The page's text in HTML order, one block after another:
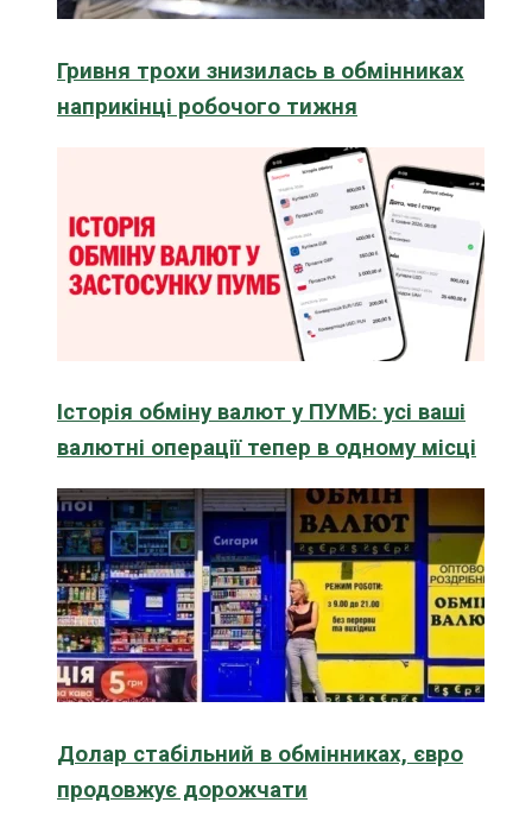
Гривня трохи знизилась в обмінниках
наприкінці робочого тижня
Історія обміну валют у ПУМБ: усі ваші
валютні операції тепер в одному місці
Долар стабільний в обмінниках, євро
продовжує дорожчати